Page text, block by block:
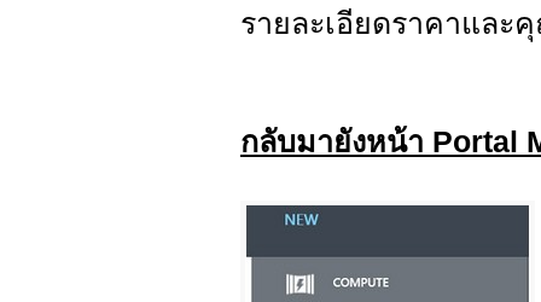
รายละเอียดราคาและ
กลับมายังหน้า Portal